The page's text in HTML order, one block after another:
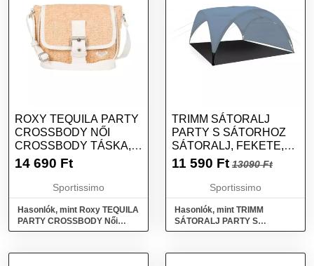
ROXY TEQUILA PARTY
CROSSBODY NŐI
CROSSBODY TÁSKA,
BARNA, MÉRET
14 690 Ft
Sportissimo
Hasonlók, mint Roxy TEQUILA
PARTY CROSSBODY Női
crossbody táska, barna,
TRIMM SÁTORALJ
PARTY S SÁTORHOZ
SÁTORALJ, FEKETE,
MÉRET
11 590 Ft 13090 Ft
Sportissimo
Hasonlók, mint TRIMM
SÁTORALJ PARTY S
SÁTORHOZ Sátoralj, fekete,